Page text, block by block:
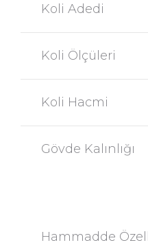
Koli Adedi
Koli Ölçüleri
Koli Hacmi
Gövde Kalınlığı
Hammadde